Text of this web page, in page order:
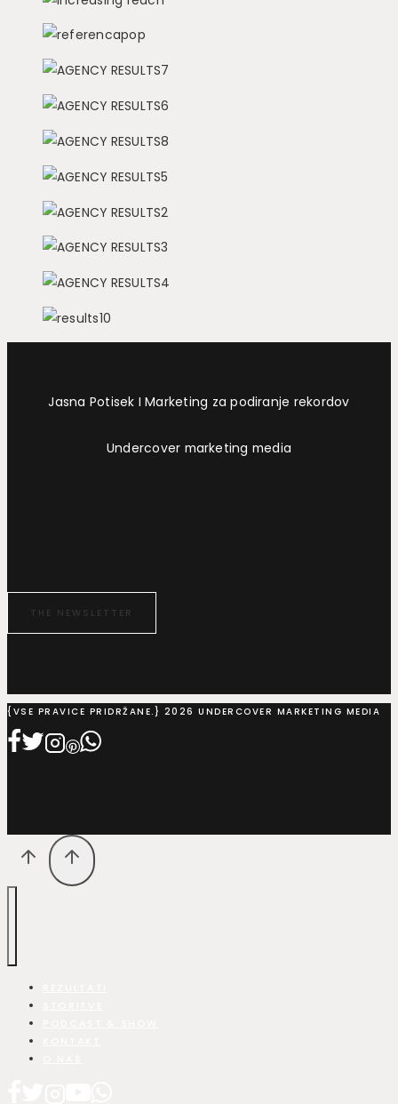
Jasna Potisek I Marketing za podiranje rekordov
Undercover marketing media
THE NEWSLETTER
{VSE PRAVICE PRIDRŽANE.} 2026 UNDERCOVER MARKETING MEDIA